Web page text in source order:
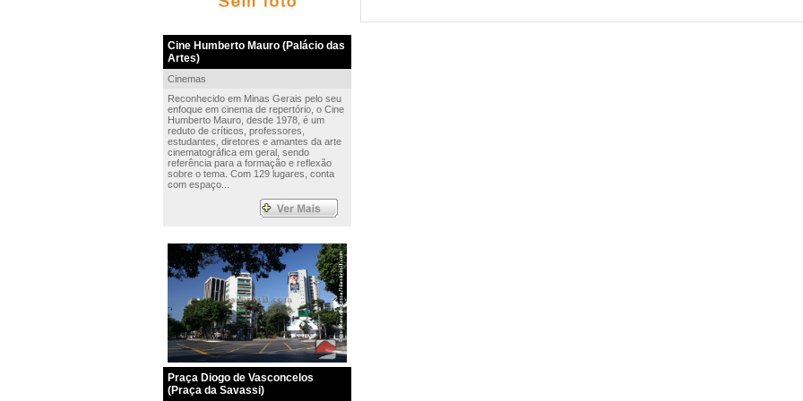
Cine Humberto Mauro (Palácio das
Artes)
Cinemas
Reconhecido em Minas Gerais pelo seu
enfoque em cinema de repertório, o Cine
Humberto Mauro, desde 1978, é um
reduto de críticos, professores,
estudantes, diretores e amantes da arte
cinematográfica em geral, sendo
referência para a formação e reflexão
sobre o tema. Com 129 lugares, conta
com espaço...
Praça Diogo de Vasconcelos
(Praça da Savassi)